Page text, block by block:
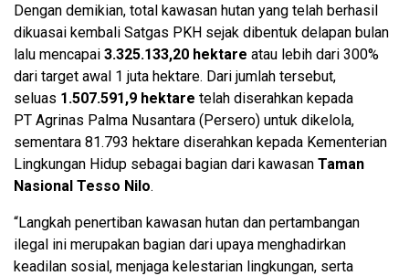
Dengan demikian, total kawasan hutan yang telah berhasil
dikuasai kembali Satgas PKH sejak dibentuk delapan bulan
lalu mencapai 3.325.133,20 hektare atau lebih dari 300%
dari target awal 1 juta hektare. Dari jumlah tersebut,
seluas 1.507.591,9 hektare telah diserahkan kepada
PT Agrinas Palma Nusantara (Persero) untuk dikelola,
sementara 81.793 hektare diserahkan kepada Kementerian
Lingkungan Hidup sebagai bagian dari kawasan Taman
Nasional Tesso Nilo.
“Langkah penertiban kawasan hutan dan pertambangan
ilegal ini merupakan bagian dari upaya menghadirkan
keadilan sosial, menjaga kelestarian lingkungan, serta